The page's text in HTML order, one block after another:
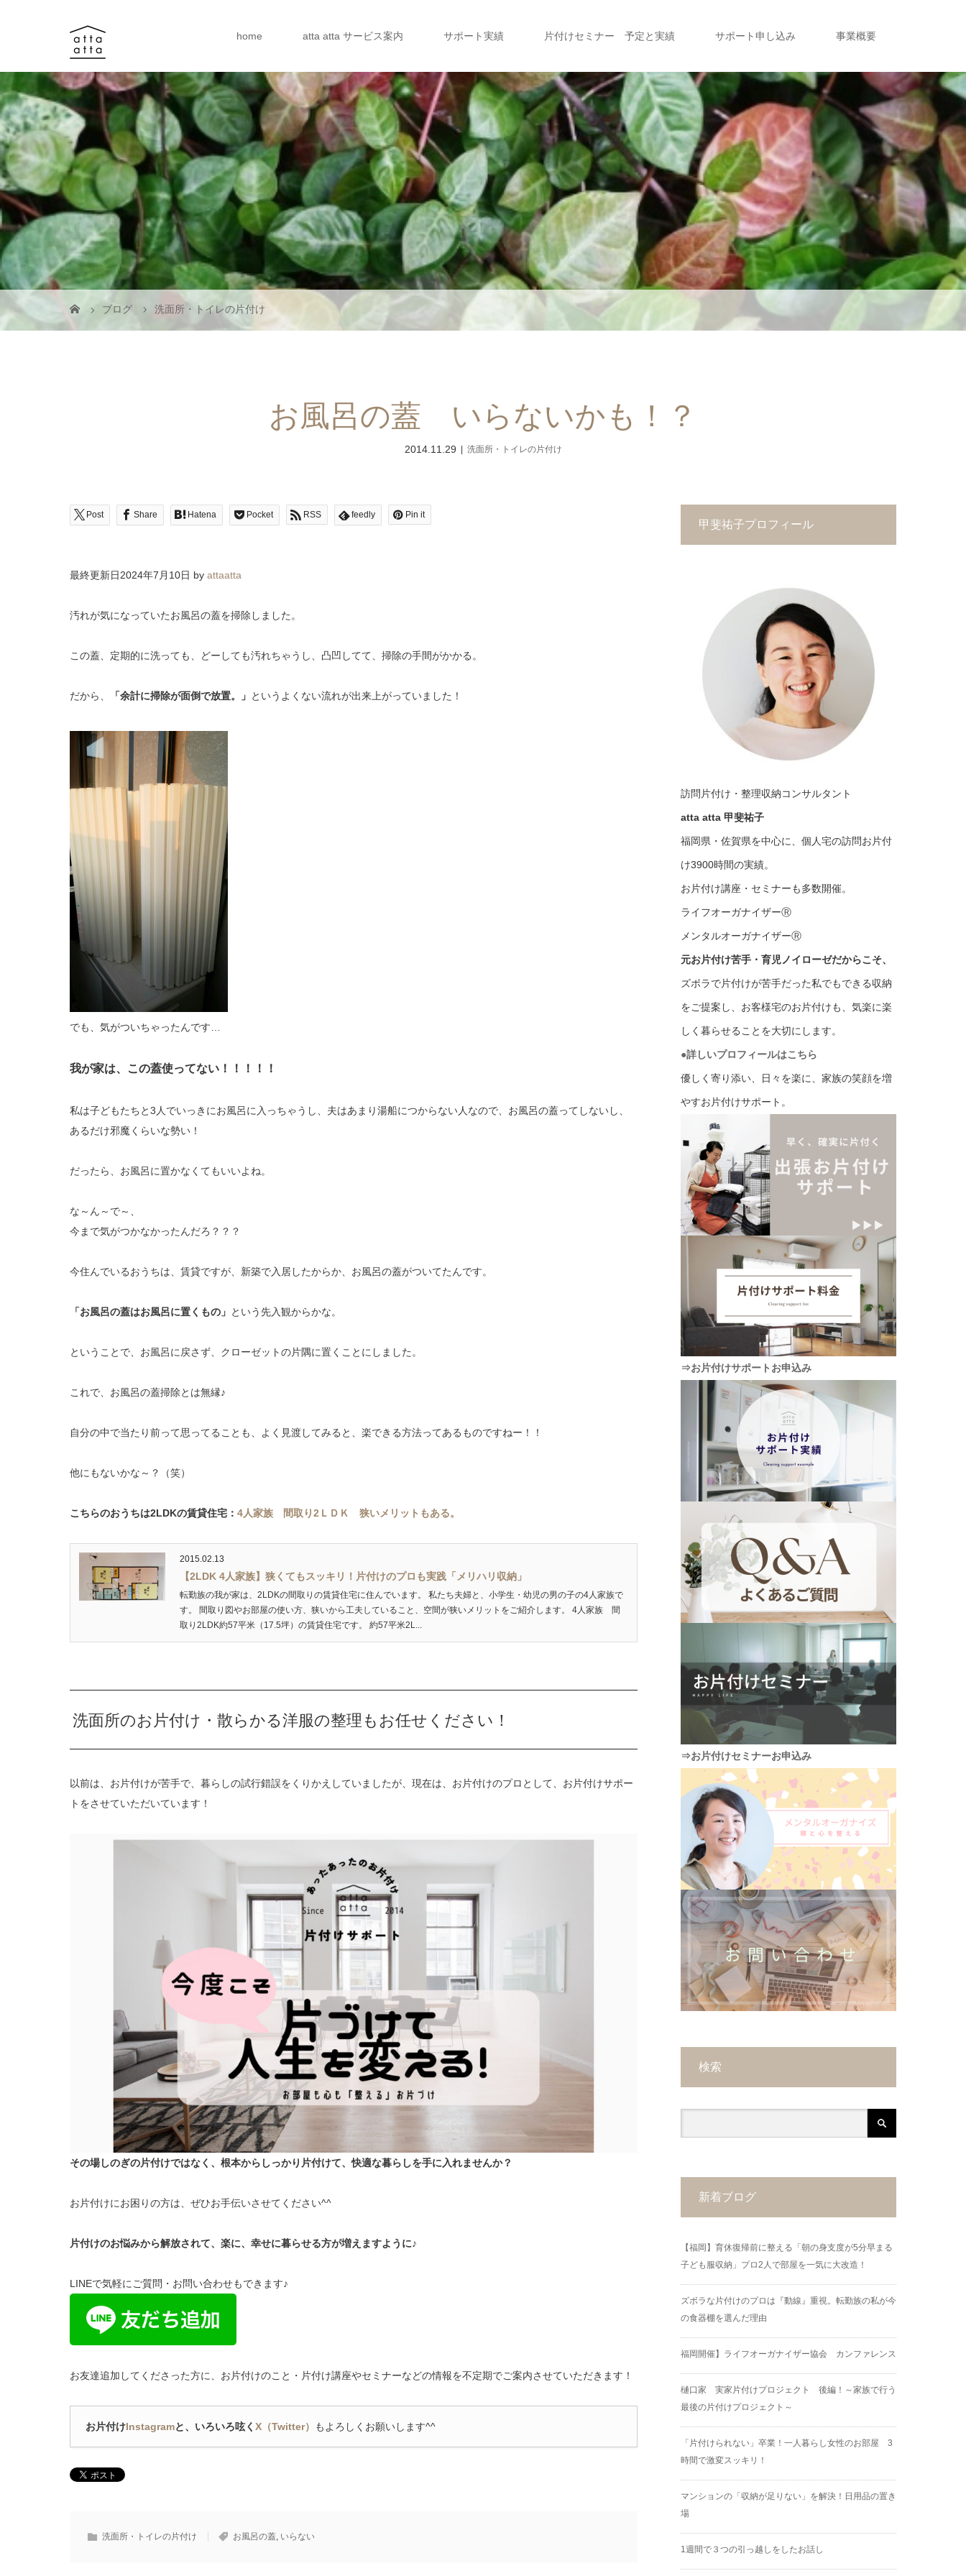
home atta atta サービス案内 サポート実績 片付けセミナー 予定と実績 サポート申し込み 事業概要
ブログ 洗面所・トイレの片付け
お風呂の蓋 いらないかも！？
2014.11.29 洗面所・トイレの片付け
Post Share Hatena Pocket RSS feedly Pin it
最終更新日2024年7月10日 by attaatta
汚れが気になっていたお風呂の蓋を掃除しました。
この蓋、定期的に洗っても、どーしても汚れちゃうし、凸凹してて、掃除の手間がかかる。
だから、 「余計に掃除が面倒で放置。」 というよくない流れが出来上がっていました！
でも、気がついちゃったんです…
我が家は、この蓋使ってない！！！！！
私は子どもたちと3人でいっきにお風呂に入っちゃうし、夫はあまり湯船につからない人なので、お風呂の蓋ってしないし、
あるだけ邪魔くらいな勢い！
だったら、お風呂に置かなくてもいいよね。
な～ん～で～、
今まで気がつかなかったんだろ？？？
今住んでいるおうちは、賃貸ですが、新築で入居したからか、お風呂の蓋がついてたんです。
「お風呂の蓋はお風呂に置くもの」 という先入観からかな。
ということで、お風呂に戻さず、クローゼットの片隅に置くことにしました。
これで、お風呂の蓋掃除とは無縁♪
自分の中で当たり前って思ってることも、よく見渡してみると、楽できる方法ってあるものですねー！！
他にもないかな～？（笑）
こちらのおうちは2LDKの賃貸住宅： 4人家族 間取り2ＬＤＫ 狭いメリットもある。
2015.02.13
【2LDK 4人家族】狭くてもスッキリ！片付けのプロも実践「メリハリ収納」
転勤族の我が家は、2LDKの間取りの賃貸住宅に住んでいます。 私たち夫婦と、小学生・幼児の男の子の4人家族で
す。 間取り図やお部屋の使い方、狭いから工夫していること、空間が狭いメリットをご紹介します。 4人家族 間
取り2LDK約57平米（17.5坪）の賃貸住宅です。 約57平米2L...
洗面所のお片付け・散らかる洋服の整理もお任せください！
以前は、お片付けが苦手で、暮らしの試行錯誤をくりかえしていましたが、現在は、お片付けのプロとして、お片付けサポー
トをさせていただいています！
その場しのぎの片付けではなく、根本からしっかり片付けて、快適な暮らしを手に入れませんか？
お片付けにお困りの方は、ぜひお手伝いさせてください^^
片付けのお悩みから解放されて、楽に、幸せに暮らせる方が増えますように♪
LINEで気軽にご質問・お問い合わせもできます♪
お友達追加してくださった方に、お片付けのこと・片付け講座やセミナーなどの情報を不定期でご案内させていただきます！
お片付けInstagramと、いろいろ呟く X（Twitter） もよろしくお願いします^^
洗面所・トイレの片付け お風呂の蓋, いらない
甲斐祐子プロフィール
訪問片付け・整理収納コンサルタント
atta atta 甲斐祐子
福岡県・佐賀県を中心に、個人宅の訪問お片付
け3900時間の実績。
お片付け講座・セミナーも多数開催。
ライフオーガナイザーⓇ
メンタルオーガナイザーⓇ
元お片付け苦手・育児ノイローゼだからこそ、
ズボラで片付けが苦手だった私でもできる収納
をご提案し、お客様宅のお片付けも、気楽に楽
しく暮らせることを大切にします。
●詳しいプロフィールはこちら
優しく寄り添い、日々を楽に、家族の笑顔を増
やすお片付けサポート。
⇒お片付けサポートお申込み
⇒お片付けセミナーお申込み
検索
新着ブログ
【福岡】育休復帰前に整える「朝の身支度が5分早まる
子ども服収納」プロ2人で部屋を一気に大改造！
ズボラな片付けのプロは『動線』重視。転勤族の私が今
の食器棚を選んだ理由
福岡開催】ライフオーガナイザー協会 カンファレンス
樋口家 実家片付けプロジェクト 後編！～家族で行う
最後の片付けプロジェクト～
「片付けられない」卒業！一人暮らし女性のお部屋 3
時間で激変スッキリ！
マンションの「収納が足りない」を解決！日用品の置き
場
1週間で３つの引っ越しをしたお話し